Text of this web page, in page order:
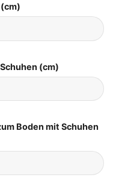
(cm)
Boden mit Schuhen